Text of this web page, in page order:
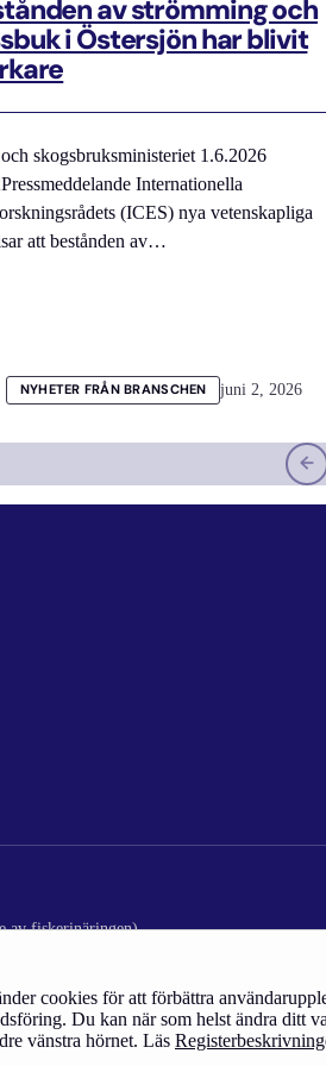
cookies för att förbättra
Du kan när som helst ändra ditt
vänstra hörnet. Läs
av strömming och
i Östersjön har blivit
skogsbruksministeriet 1.6.2026
Internationella
(ICES) nya vetenskapliga
att bestånden av…
NYHETER FRÅN BRANSCHEN juni 2, 2026
av fiskerinäringen)